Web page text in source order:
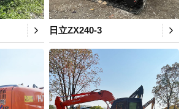
日立ZX240-3